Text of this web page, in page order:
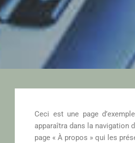
Ceci est une page
apparaîtra dans la navigation
page « À propos » qui les